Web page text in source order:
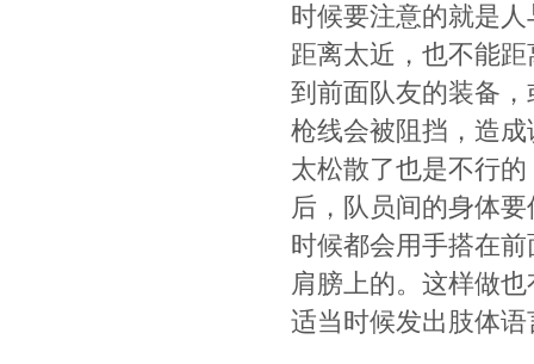
时候要注意的就是
距离太近，也不能
到前面队友的装备
枪线会被阻挡，造成
太松散了也是不行
后，队员间的身体
时候都会用手搭在
肩膀上的。这样做
适当时候发出肢体